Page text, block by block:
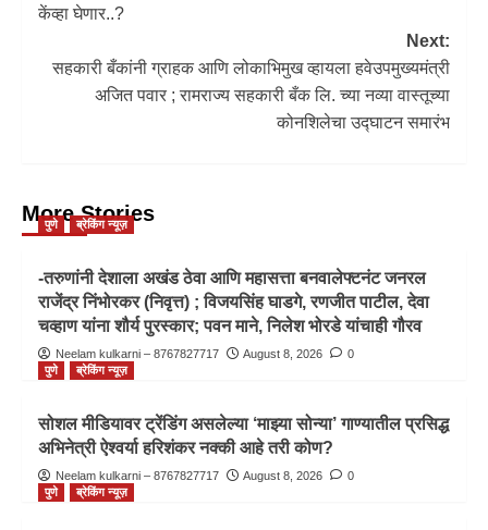
केंव्हा घेणार..?
Next:
सहकारी बँकांनी ग्राहक आणि लोकाभिमुख व्हायला हवेउपमुख्यमंत्री
अजित पवार ; रामराज्य सहकारी बँक लि. च्या नव्या वास्तूच्या
कोनशिलेचा उद्घाटन समारंभ
More Stories
पुणे ब्रेकिंग न्यूज़
-तरुणांनी देशाला अखंड ठेवा आणि महासत्ता बनवालेफ्टनंट जनरल
राजेंद्र निंभोरकर (निवृत्त) ; विजयसिंह घाडगे, रणजीत पाटील, देवा
चव्हाण यांना शौर्य पुरस्कार; पवन माने, निलेश भोरडे यांचाही गौरव
Neelam kulkarni – 8767827717 August 8, 2026
0
पुणे
ब्रेकिंग न्यूज़
सोशल मीडियावर ट्रेंडिंग असलेल्या ‘माझ्या सोन्या’ गाण्यातील प्रसिद्ध
अभिनेत्री ऐश्वर्या हरिशंकर नक्की आहे तरी कोण?
Neelam kulkarni – 8767827717 August 8, 2026
0
पुणे
ब्रेकिंग न्यूज़